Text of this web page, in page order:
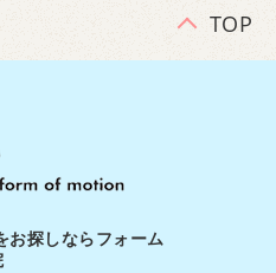
TOP
お探しならフォーム